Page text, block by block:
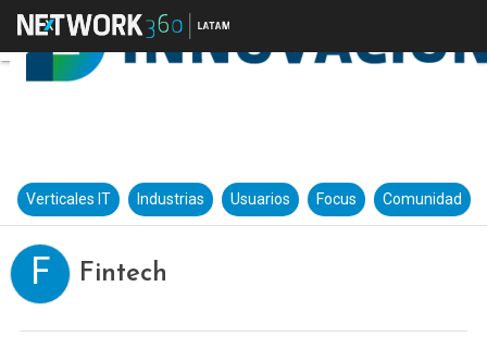
Verticales IT Industrias Usuarios Focus Comunidad
F Fintech